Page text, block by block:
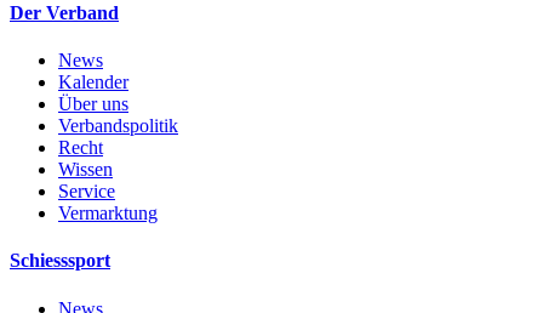
Der Verband
News
Kalender
Über uns
Verbandspolitik
Recht
Wissen
Service
Vermarktung
Schiesssport
News